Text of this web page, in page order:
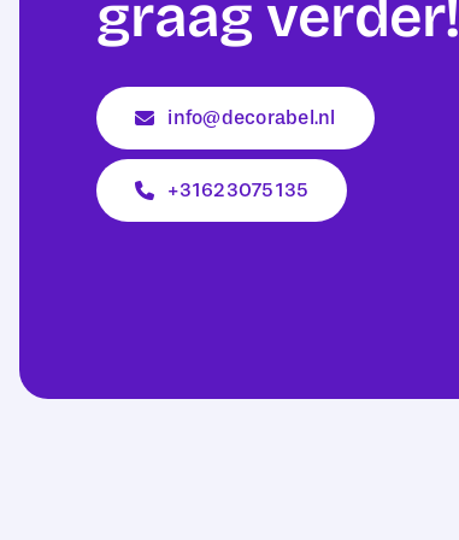
graag verder!
info@decorabel.nl
+31623075135